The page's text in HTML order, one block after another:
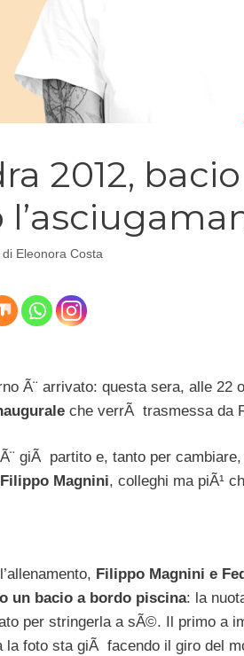
2012,
di Eleonora Costa
Ã¨ arrivato: questa sera, alle 22
che verrÃ trasmessa da
giÃ partito e, tanto per
Magnini, colleghi ma piÃ¹
Filippo Magnini e
un bacio a bordo piscina: la
per stringerla a sÃ©. Il primo a
la foto sta giÃ facendo il giro del